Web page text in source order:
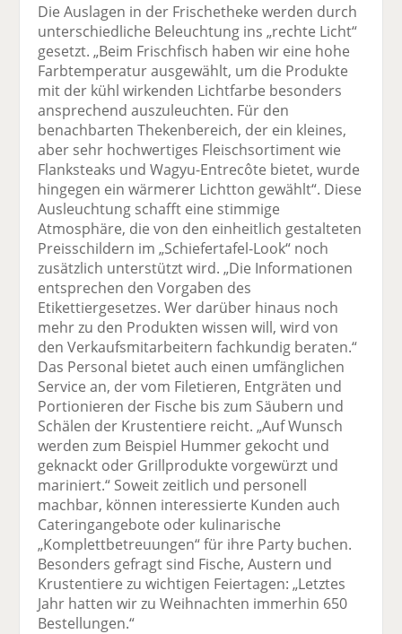
Die Auslagen in der Frischetheke werden durch
unterschiedliche Beleuchtung ins „rechte Licht“
gesetzt. „Beim Frischfisch haben wir eine hohe
Farbtemperatur ausgewählt, um die Produkte
mit der kühl wirkenden Lichtfarbe besonders
ansprechend auszuleuchten. Für den
benachbarten Thekenbereich, der ein kleines,
aber sehr hochwertiges Fleischsortiment wie
Flanksteaks und Wagyu-Entrecôte bietet, wurde
hingegen ein wärmerer Lichtton gewählt“. Diese
Ausleuchtung schafft eine stimmige
Atmosphäre, die von den einheitlich gestalteten
Preisschildern im „Schiefertafel-Look“ noch
zusätzlich unterstützt wird. „Die Informationen
entsprechen den Vorgaben des
Etikettiergesetzes. Wer darüber hinaus noch
mehr zu den Produkten wissen will, wird von
den Verkaufsmitarbeitern fachkundig beraten.“
Das Personal bietet auch einen umfänglichen
Service an, der vom Filetieren, Entgräten und
Portionieren der Fische bis zum Säubern und
Schälen der Krustentiere reicht. „Auf Wunsch
werden zum Beispiel Hummer gekocht und
geknackt oder Grillprodukte vorgewürzt und
mariniert.“ Soweit zeitlich und personell
machbar, können interessierte Kunden auch
Cateringangebote oder kulinarische
„Komplettbetreuungen“ für ihre Party buchen.
Besonders gefragt sind Fische, Austern und
Krustentiere zu wichtigen Feiertagen: „Letztes
Jahr hatten wir zu Weihnachten immerhin 650
Bestellungen.“